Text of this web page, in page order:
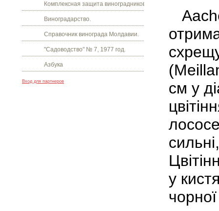
Комплексная защита виноградников.
Виноградарство.
Справочник винограда Молдавии.
"Садоводство" № 7, 1977 год.
Азбука
Вход для партнеров
см у
у